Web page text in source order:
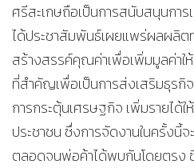
ศรีสะเกษถือเป็นการสนับสนุนกา
ได้ประชาสัมพันธ์เผยแพร่ผลผลิต
สร้างสรรค์คุณค่าเพื่อเพิ่มมูลค่า
ที่สำคัญเพื่อเป็นการส่งเสริมธุรกิ
การกระตุ้นเศรษฐกิจ เพิ่มรายได้
ประชาชน ซึ่งการจัดงานในครั้งนี้
ตลอดจนพ่อค้าได้พบกันโดยตรง